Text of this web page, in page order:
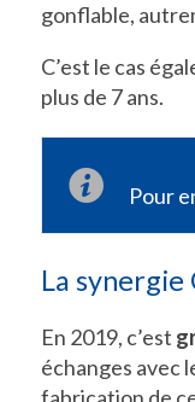
gonflable,
C’est le cas
plus de 7 ans.
Pour
La synergie
En 2019, c’est
échanges avec